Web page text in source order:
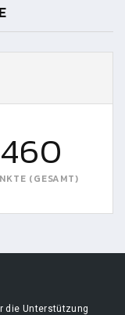
460
(GESAMT)
die Unterstützung